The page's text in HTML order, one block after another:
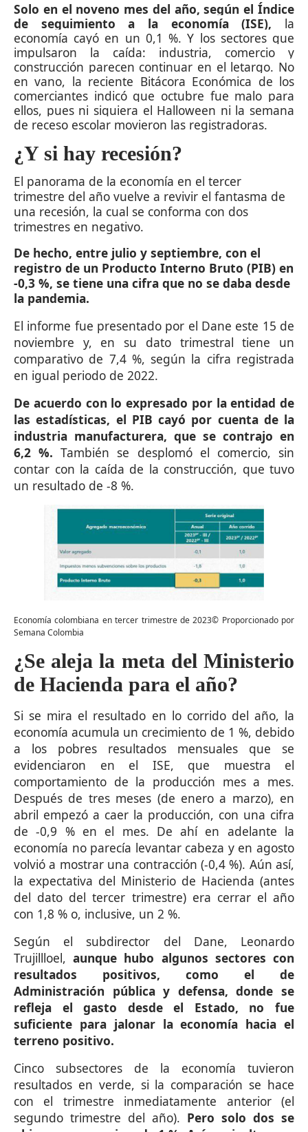
Solo en el noveno mes del año, según el Índice
de seguimiento a la economía (ISE), la
economía cayó en un 0,1 %. Y los sectores que
impulsaron la caída: industria, comercio y
construcción parecen continuar en el letargo. No
en vano, la reciente Bitácora Económica de los
comerciantes indicó que octubre fue malo para
ellos, pues ni siquiera el Halloween ni la semana
de receso escolar movieron las registradoras.
¿Y si hay recesión?
El panorama de la economía en el tercer
trimestre del año vuelve a revivir el fantasma de
una recesión, la cual se conforma con dos
trimestres en negativo.
De hecho, entre julio y septiembre, con el
registro de un Producto Interno Bruto (PIB) en
-0,3 %, se tiene una cifra que no se daba desde
la pandemia.
El informe fue presentado por el Dane este 15 de
noviembre y, en su dato trimestral tiene un
comparativo de 7,4 %, según la cifra registrada
en igual periodo de 2022.
De acuerdo con lo expresado por la entidad de
las estadísticas, el PIB cayó por cuenta de la
industria manufacturera, que se contrajo en
6,2 %.También se desplomó el comercio, sin
contar con la caída de la construcción, que tuvo
un resultado de -8 %.
Economía colombiana en tercer trimestre de 2023© Proporcionado por
Semana Colombia
¿Se aleja la meta del Ministerio
de Hacienda para el año?
Si se mira el resultado en lo corrido del año, la
economía acumula un crecimiento de 1 %, debido
a los pobres resultados mensuales que se
evidenciaron en el ISE, que muestra el
comportamiento de la producción mes a mes.
Después de tres meses (de enero a marzo), en
abril empezó a caer la producción, con una cifra
de -0,9 % en el mes. De ahí en adelante la
economía no parecía levantar cabeza y en agosto
volvió a mostrar una contracción (-0,4 %). Aún así,
la expectativa del Ministerio de Hacienda (antes
del dato del tercer trimestre) era cerrar el año
con 1,8 % o, inclusive, un 2 %.
Según el subdirector del Dane, Leonardo
Trujillloel,aunque hubo algunos sectores con
resultados positivos, como el de
Administración pública y defensa, donde se
refleja el gasto desde el Estado, no fue
suficiente para jalonar la economía hacia el
terreno positivo.
Cinco subsectores de la economía tuvieron
resultados en verde, si la comparación se hace
con el trimestre inmediatamente anterior (el
segundo trimestre del año). Pero solo dos se